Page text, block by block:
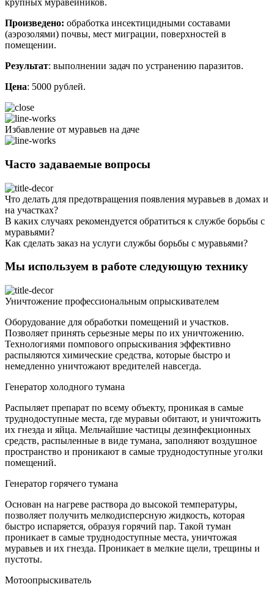
крупных муравейников.
Произведено: обработка инсектицидными составами
(аэрозолями) почвы, мест миграции, поверхностей в
помещении.
Результат: выполнении задач по устранению паразитов.
Цена: 5000 рублей.
Избавление от муравьев на даче
Часто задаваемые вопросы
Что делать для предотвращения появления муравьев в домах и
на участках?
В каких случаях рекомендуется обратиться к службе борьбы с
муравьями?
Как сделать заказ на услуги службы борьбы с муравьями?
Мы используем в работе следующую технику
Уничтожение профессиональным опрыскивателем
Оборудование для обработки помещений и участков.
Позволяет принять серьезные меры по их уничтожению.
Технологиями помпового опрыскивания эффективно
распыляются химические средства, которые быстро и
немедленно уничтожают вредителей навсегда.
Генератор холодного тумана
Распыляет препарат по всему объекту, проникая в самые
труднодоступные места, где муравьи обитают, и уничтожить
их гнезда и яйца. Мельчайшие частицы дезинфекционных
средств, распыленные в виде тумана, заполняют воздушное
пространство и проникают в самые труднодоступные уголки
помещений.
Генератор горячего тумана
Основан на нагреве раствора до высокой температуры,
позволяет получить мелкодисперсную жидкость, которая
быстро испаряется, образуя горячий пар. Такой туман
проникает в самые труднодоступные места, уничтожая
муравьев и их гнезда. Проникает в мелкие щели, трещины и
пустоты.
Мотоопрыскиватель